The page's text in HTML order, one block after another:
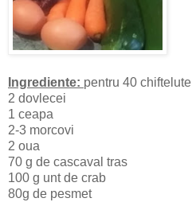
Ingrediente: pentru 40 chiftelute
2 dovlecei
1 ceapa
2-3 morcovi
2 oua
70 g de cascaval tras
100 g unt de crab
80g de pesmet